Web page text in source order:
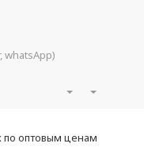
whatsApp)